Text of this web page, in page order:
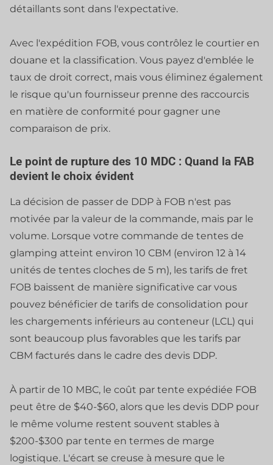
détaillants sont dans l'expectative.
Avec l'expédition FOB, vous contrôlez le courtier en
douane et la classification. Vous payez d'emblée le
taux de droit correct, mais vous éliminez également
le risque qu'un fournisseur prenne des raccourcis
en matière de conformité pour gagner une
comparaison de prix.
Le point de rupture des 10 MDC : Quand la FAB
devient le choix évident
La décision de passer de DDP à FOB n'est pas
motivée par la valeur de la commande, mais par le
volume. Lorsque votre commande de tentes de
glamping atteint environ 10 CBM (environ 12 à 14
unités de tentes cloches de 5 m), les tarifs de fret
FOB baissent de manière significative car vous
pouvez bénéficier de tarifs de consolidation pour
les chargements inférieurs au conteneur (LCL) qui
sont beaucoup plus favorables que les tarifs par
CBM facturés dans le cadre des devis DDP.
À partir de 10 MBC, le coût par tente expédiée FOB
peut être de $40-$60, alors que les devis DDP pour
le même volume restent souvent stables à
$200-$300 par tente en termes de marge
logistique. L'écart se creuse à mesure que le